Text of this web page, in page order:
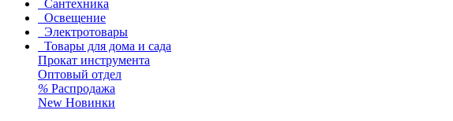
Сантехника
Освещение
Электротовары
Товары для дома и сада
Прокат инструмента
Оптовый отдел
% Распродажа
New Новинки